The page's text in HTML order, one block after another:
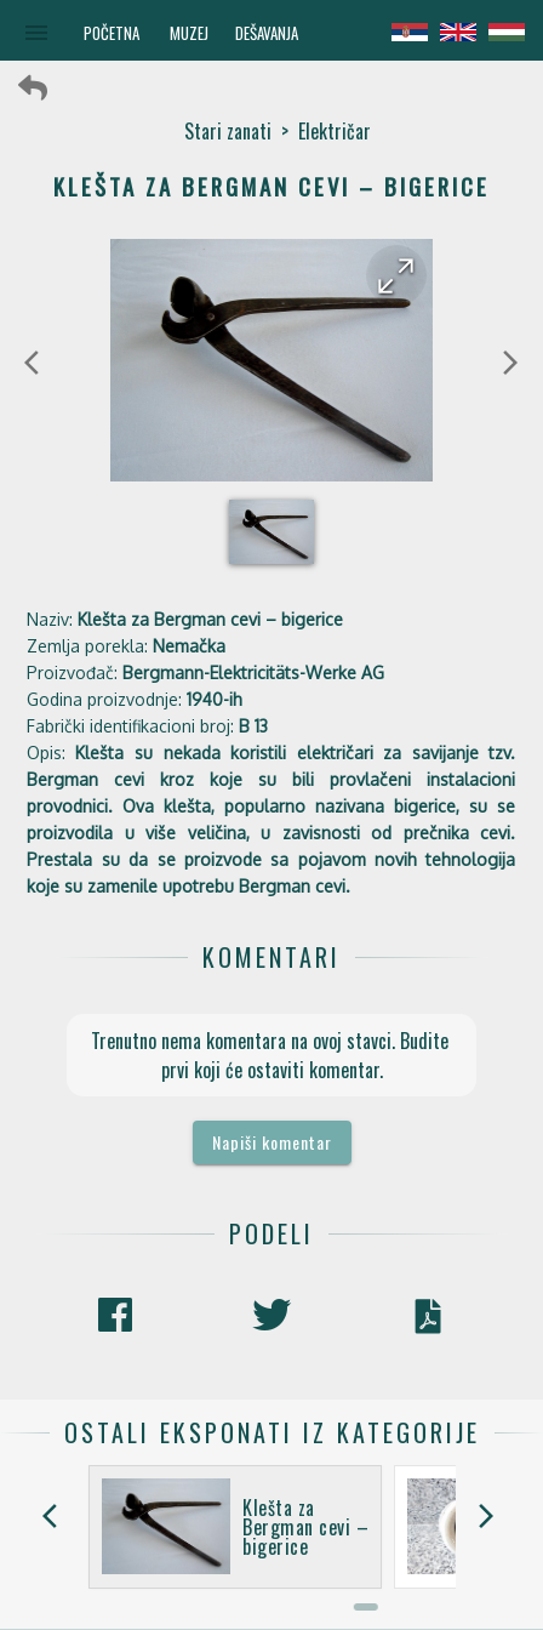
POČETNA MUZEJ DEŠAVANJA
Stari zanati > Električar
KLEŠTA ZA BERGMAN CEVI – BIGERICE
arrow_back_ios
arrow_back
arrow_forward
arrow_forward_ios
Naziv: Klešta za Bergman cevi – bigerice
Zemlja porekla: Nemačka
Proizvođač: Bergmann-Elektricitäts-Werke AG
Godina proizvodnje:1940-ih
Fabrički identifikacioni broj: B 13
Opis: Klešta su nekada koristili električari za savijanje tzv.
Bergman cevi kroz koje su bili provlačeni instalacioni
provodnici. Ova klešta, popularno nazivana bigerice, su se
proizvodila u više veličina, u zavisnosti od prečnika cevi.
Prestala su da se proizvode sa pojavom novih tehnologija
koje su zamenile upotrebu Bergman cevi.
KOMENTARI
Trenutno nema komentara na ovoj stavci. Budite
prvi koji će ostaviti komentar.
Napiši komentar
PODELI
OSTALI EKSPONATI IZ KATEGORIJE
arrow_back_ios Klešta za
Bergman cevi –
bigerice
arrow_forward_ios